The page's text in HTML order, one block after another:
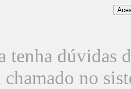
tenha dúvidas
chamado no